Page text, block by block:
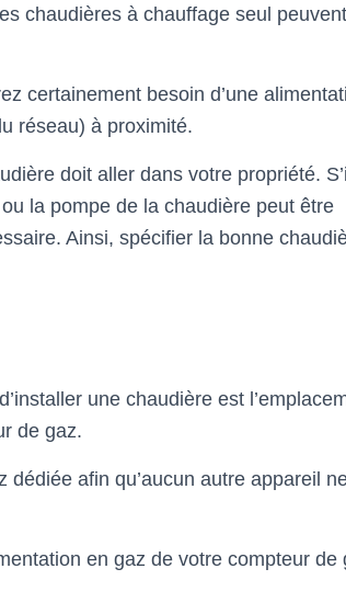
chaudières à chauffage seul peuvent
certainement besoin d’une
réseau) à proximité.
doit aller dans votre propriété.
la pompe de la chaudière peut être
Ainsi, spécifier la bonne
une chaudière est
de gaz.
afin qu’aucun autre appareil
en gaz de votre compteur de